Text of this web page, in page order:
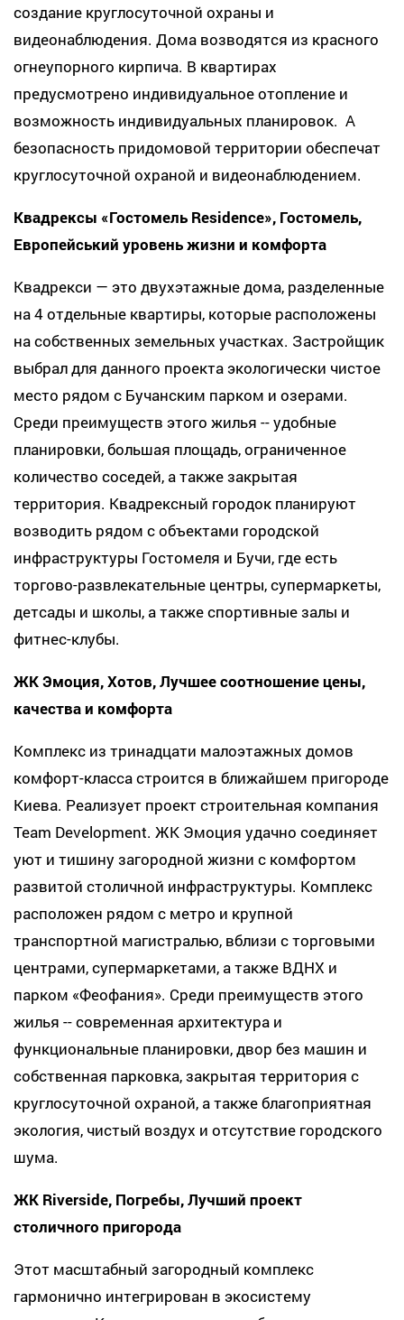
создание круглосуточной охраны и
видеонаблюдения. Дома возводятся из красного
огнеупорного кирпича. В квартирах
предусмотрено индивидуальное отопление и
возможность индивидуальных планировок. А
безопасность придомовой территории обеспечат
круглосуточной охраной и видеонаблюдением.
Квадрексы «Гостомель Residence», Гостомель,
Европейський уровень жизни и комфорта
Квадрекси — это двухэтажные дома, разделенные
на 4 отдельные квартиры, которые расположены
на собственных земельных участках. Застройщик
выбрал для данного проекта экологически чистое
место рядом с Бучанским парком и озерами.
Среди преимуществ этого жилья -- удобные
планировки, большая площадь, ограниченное
количество соседей, а также закрытая
территория. Квадрексный городок планируют
возводить рядом с объектами городской
инфраструктуры Гостомеля и Бучи, где есть
торгово-развлекательные центры, супермаркеты,
детсады и школы, а также спортивные залы и
фитнес-клубы.
ЖК Эмоция, Хотов, Лучшее соотношение цены,
качества и комфорта
Комплекс из тринадцати малоэтажных домов
комфорт-класса строится в ближайшем пригороде
Киева. Реализует проект строительная компания
Team Development. ЖК Эмоция удачно соединяет
уют и тишину загородной жизни с комфортом
развитой столичной инфраструктуры. Комплекс
расположен рядом с метро и крупной
транспортной магистралью, вблизи с торговыми
центрами, супермаркетами, а также ВДНХ и
парком «Феофания». Среди преимуществ этого
жилья -- современная архитектура и
функциональные планировки, двор без машин и
собственная парковка, закрытая территория с
круглосуточной охраной, а также благоприятная
экология, чистый воздух и отсутствие городского
шума.
ЖК Riverside, Погребы, Лучший проект
столичного пригорода
Этот масштабный загородный комплекс
гармонично интегрирован в экосистему